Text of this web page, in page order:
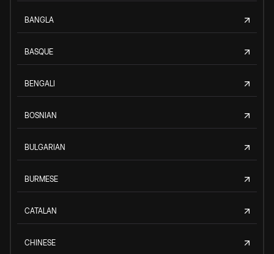
BANGLA
BASQUE
BENGALI
BOSNIAN
BULGARIAN
BURMESE
CATALAN
CHINESE